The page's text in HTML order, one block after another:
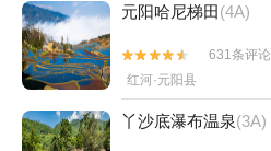
元阳哈尼梯田(4A)


631条评论
红河·元阳县
丫沙底瀑布温泉(3A)